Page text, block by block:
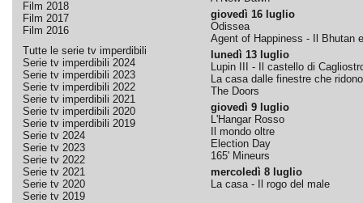
Film 2018
Film 2017
Film 2016
Tutte le serie tv imperdibili
Serie tv imperdibili 2024
Serie tv imperdibili 2023
Serie tv imperdibili 2022
Serie tv imperdibili 2021
Serie tv imperdibili 2020
Serie tv imperdibili 2019
Serie tv 2024
Serie tv 2023
Serie tv 2022
Serie tv 2021
Serie tv 2020
Serie tv 2019
giovedì 16 luglio
Odissea
Agent of Happiness - Il Bhutan
lunedì 13 luglio
Lupin III - Il castello di
La casa dalle finestre che ridono
The Doors
giovedì 9 luglio
L'Hangar Rosso
Il mondo oltre
Election Day
165' Mineurs
mercoledì 8 luglio
La casa - Il rogo del male